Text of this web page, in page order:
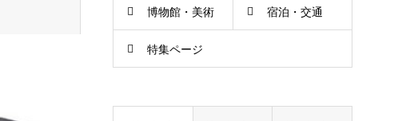
博物館・美術
館
宿泊・交通
特集ページ